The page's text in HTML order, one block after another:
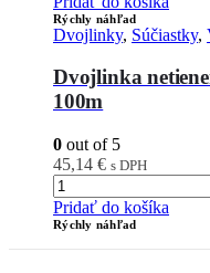
Rýchly náhľad
Dvojlinky, Súčiastky,
Dvojlinka
100m
0 out of 5
45,14 € s DPH
Pridať do košíka
Rýchly náhľad